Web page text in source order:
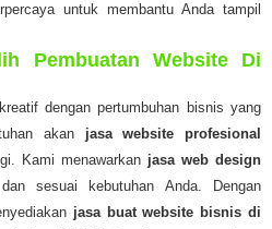
untuk membantu Anda tampil
Pembuatan Website Di
dengan pertumbuhan bisnis yang
akan jasa website profesional
Kami menawarkan jasa web design
sesuai kebutuhan Anda. Dengan
jasa buat website bisnis di